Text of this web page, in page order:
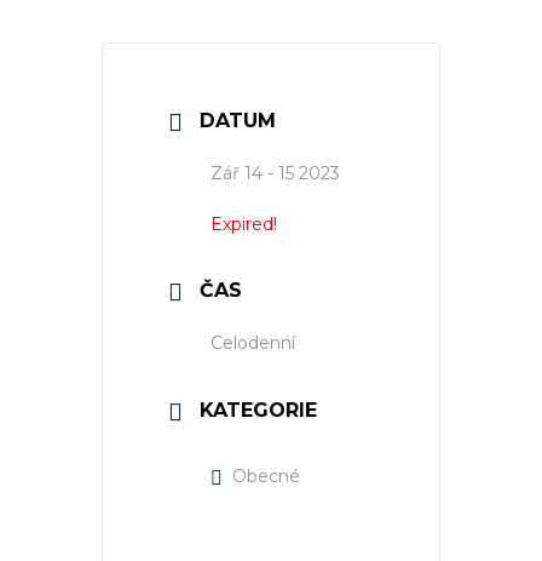
DATUM
Zář 14 - 15 2023
Expired!
ČAS
Celodenní
KATEGORIE
Obecné